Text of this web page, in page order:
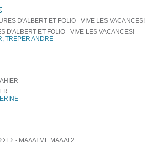
D'ALBERT ET FOLIO - VIVE LES VACANCES!
TREPER ANDRE